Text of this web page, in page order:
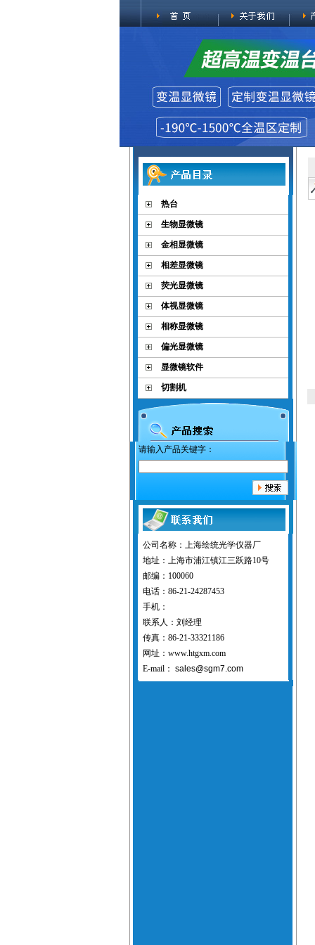
热台
生物显微镜
金相显微镜
相差显微镜
荧光显微镜
体视显微镜
相称显微镜
偏光显微镜
显微镜软件
切割机
请输入产品关键字：
公司名称：上海绘统光学仪器厂
地址：上海市浦江镇江三跃路10号
邮编：100060
电话：86-21-24287453
手机：
联系人：刘经理
传真：86-21-33321186
网址：www.htgxm.com
E-mail： sales@sgm7.com